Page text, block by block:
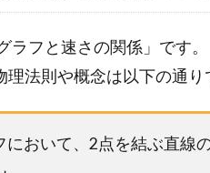
フと速さの関係」です。
法則や概念は以下の通り
において、2点を結ぶ直線